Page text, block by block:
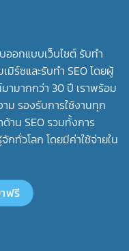
ออกแบบเว็บไซต์ รับทำ
มิร์ซและรับทำ SEO โดยผู้
ามากกว่า 30 ปี เราพร้อม
ม รองรับการใช้งานทุก
าน SEO รวมทั้งการ
กทั่วโลก โดยมีค่าใช้จ่ายใน
ฟรี